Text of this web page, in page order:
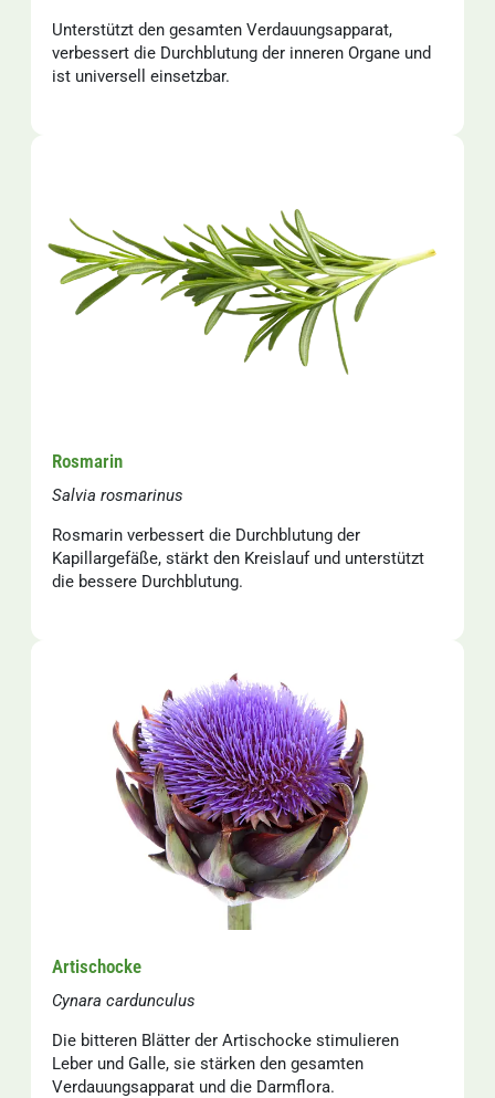
Unterstützt den gesamten Verdauungsapparat,
verbessert die Durchblutung der inneren Organe und
ist universell einsetzbar.
Rosmarin
Salvia rosmarinus
Rosmarin verbessert die Durchblutung der
Kapillargefäße, stärkt den Kreislauf und unterstützt
die bessere Durchblutung.
Artischocke
Cynara cardunculus
Die bitteren Blätter der Artischocke stimulieren
Leber und Galle, sie stärken den gesamten
Verdauungsapparat und die Darmflora.